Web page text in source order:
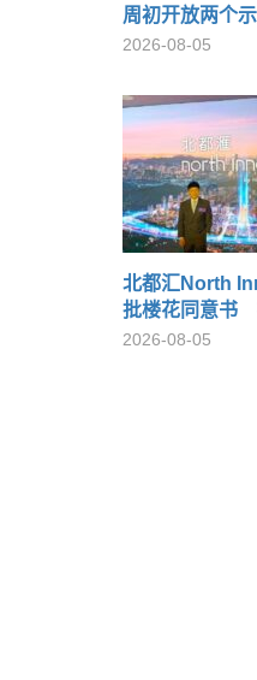
周初开放两个
2026-08-05
北都汇North
批楼花同意书
2026-08-05